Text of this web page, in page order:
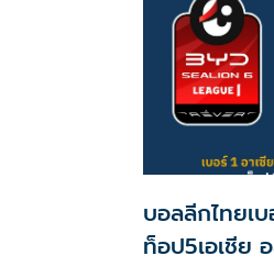
บอลลีกไทยเ
ท็อป5เอเชีย